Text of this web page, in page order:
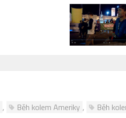
, Běh kolem Ameriky ,
Běh